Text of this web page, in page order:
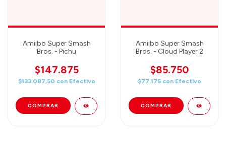
Amiibo Super Smash
Bros. - Pichu
$147.875
$133.087,50 con Efectivo
Amiibo Super Smash
Bros. - Cloud Player 2
$85.750
$77.175 con Efectivo